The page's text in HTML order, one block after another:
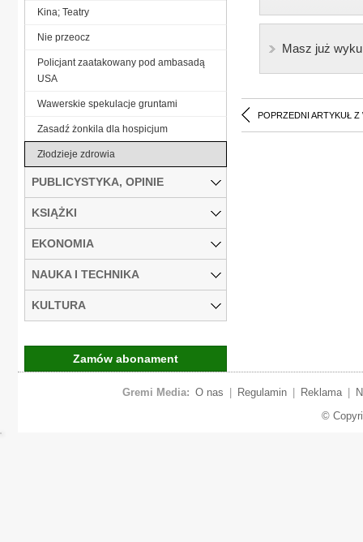
Masz już
POPRZEDNI ARTYKUŁ Z
Kina; Teatry
Nie przeocz
Policjant zaatakowany pod ambasadą
USA
Wawerskie spekulacje gruntami
Zasadź żonkila dla hospicjum
Złodzieje zdrowia
PUBLICYSTYKA, OPINIE
KSIĄŻKI
EKONOMIA
NAUKA I TECHNIKA
KULTURA
Zamów abonament
Gremi Media: O nas Regulamin Reklama
©